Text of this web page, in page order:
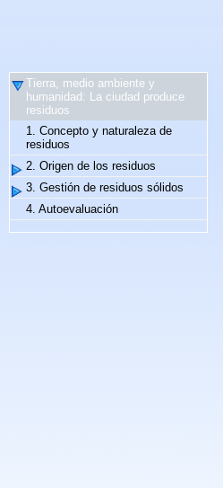
Tierra, medio ambiente y
humanidad: La ciudad produce
residuos
1. Concepto y naturaleza de
residuos
2. Origen de los residuos
3. Gestión de residuos sólidos
4. Autoevaluación